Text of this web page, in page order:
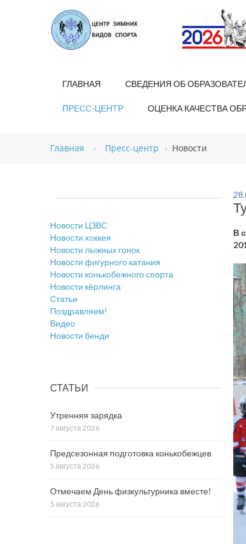
ГЛАВНАЯ СВЕДЕНИЯ ОБ
ПРЕСС-ЦЕНТР ОЦЕНКА КАЧЕСТВА
Главная Пресс-центр Новости
В
Новости ЦЗВС
Новости хоккея
Новости лыжных гонок
Новости фигурного катания
Новости конькобежного спорта
Новости кёрлинга
Статьи
Поздравляем!
Видео
Новости бенди
СТАТЬИ
Утренняя зарядка
7 августа 2026
Предсезонная подготовка конькобежцев
5 августа 2026
Отмечаем День физкультурника вместе!
5 августа 2026